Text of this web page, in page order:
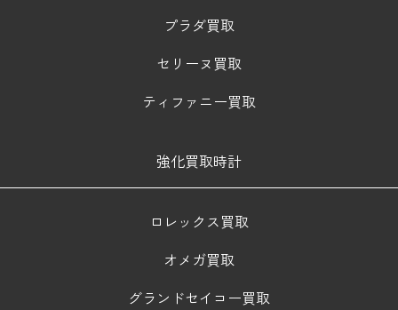
プラダ買取
セリーヌ買取
ティファニー買取
強化買取時計
ロレックス買取
オメガ買取
グランドセイコー買取